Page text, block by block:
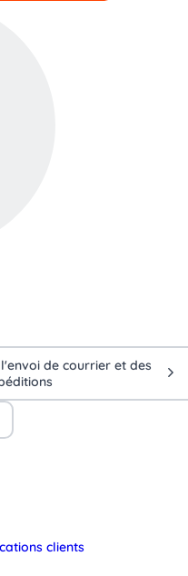
de courrier et des
clients